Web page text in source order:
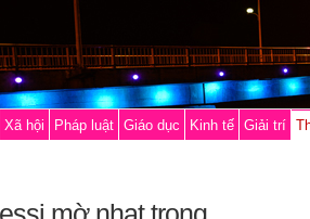
Xã hội Pháp luật Giáo dục Kinh tế Giải trí